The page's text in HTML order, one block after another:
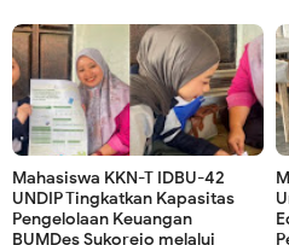
Mahasiswa KKN-T IDBU-42
UNDIP Tingkatkan Kapasitas
Pengelolaan Keuangan
BUMDes Sukorejo melalui